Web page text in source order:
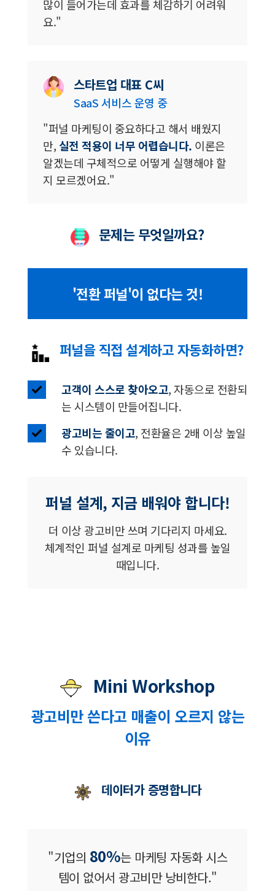
많이 들어가는데 효과를 체감하기 어려워
요."
스타트업 대표 C씨
SaaS 서비스 운영 중
"퍼널 마케팅이 중요하다고 해서 배웠지
만, 실전 적용이 너무 어렵습니다. 이론은
알겠는데 구체적으로 어떻게 실행해야 할
지 모르겠어요."
문제는 무엇일까요?
'전환 퍼널'이 없다는 것!
퍼널을 직접 설계하고 자동화하면?
고객이 스스로 찾아오고, 자동으로 전환되
는 시스템이 만들어집니다.
광고비는 줄이고, 전환율은 2배 이상 높일
수 있습니다.
퍼널 설계, 지금 배워야 합니다!
더 이상 광고비만 쓰며 기다리지 마세요.
체계적인 퍼널 설계로 마케팅 성과를 높일
때입니다.
Mini Workshop
광고비만 쓴다고 매출이 오르지 않는
이유
데이터가 증명합니다
"기업의 80%는 마케팅 자동화 시스
템이 없어서 광고비만 낭비한다."